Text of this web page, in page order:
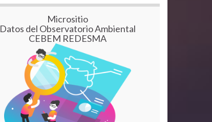
Micrositio
Datos del Observatorio Ambiental
CEBEM REDESMA